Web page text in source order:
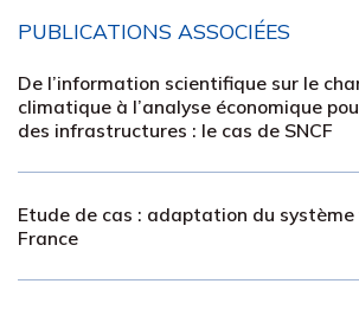
PUBLICATIONS ASSOCIÉES
De l’information scientifique sur le
climatique à l’analyse économique
des infrastructures : le cas de SNCF
Etude de cas : adaptation du
France